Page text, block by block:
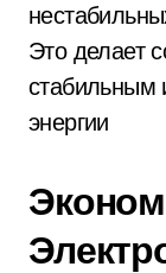
Это делает
стабильным
энергии